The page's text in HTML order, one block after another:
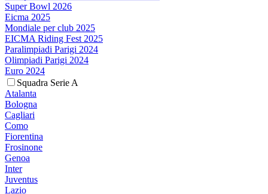
Super Bowl 2026
Eicma 2025
Mondiale per club 2025
EICMA Riding Fest 2025
Paralimpiadi Parigi 2024
Olimpiadi Parigi 2024
Euro 2024
Squadra Serie A
Atalanta
Bologna
Cagliari
Como
Fiorentina
Frosinone
Genoa
Inter
Juventus
Lazio